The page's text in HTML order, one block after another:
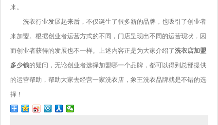
来。
洗衣行业发展起来后，不仅诞生了很多新的品牌，也吸引了创业者
来加盟。根据创业者运营方式的不同，门店呈现出不同的运营现状，因
而创业者获得的发展也不一样。上述内容正是为大家介绍了洗衣店加盟
多少钱的疑问，无论创业者选择加盟哪一个品牌，都可以得到总部提供
的运营帮助，帮助大家去经营一家洗衣店，象王洗衣品牌就是不错的选
择！